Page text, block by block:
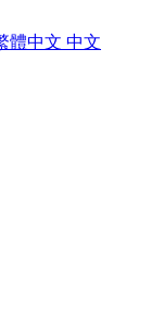
中文